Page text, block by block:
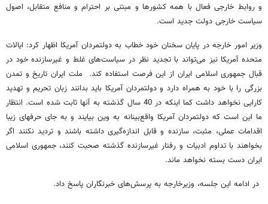
و روابط خارجی فعال با همه کشورها و مبتنی بر احترام و منافع متقابل، اصول
سیاست خارجی دولت جدید است.
وزیر امور خارجه در پایان سخنان خود خطاب به دولتمردان آمریکا اظهار کرد: ایالات
متحده آمریکا نیز می‌تواند با تجدید نظر در سیاست‌های غلط و غیرسازنده خود در
قبال جمهوری اسلامی ایران از این فرصت استفاده کند. ملت ایران تاریخ و تمدن
بزرگی را با خود به همراه دارد و دولتمردان آمریکا باید بدانند زبان تحریم و تهدید
کارایی نخواهد داشت کما اینکه در 40 سال گذشته به آنها ثابت شده است. انتظار
ما این است که دولتمردان آمریکا واقع‌بینانه به وین بیایند و به جای حرفهای زیبا
اقدامات عملی، مثبت، سازنده و قابل اندازه‌گیری داشته باشند و تردید نکنند اگر
بخواهند با تداوم ادبیات و رفتار غیرسازنده گذشته صحبت کنند، جمهوری اسلامی
ایران دست بسته نخواهد ماند.
در ادامه این جلسه، وزیرخارجه به پرسش‌های خبرنگاران پاسخ داد.